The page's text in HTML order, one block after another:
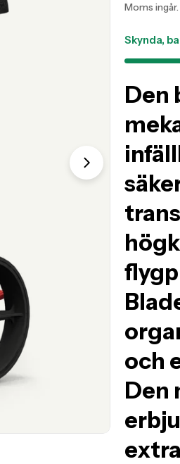
Moms
Skynda,
Den
och
Den